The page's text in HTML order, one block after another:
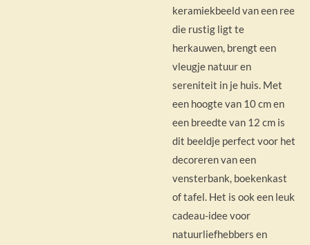
keramiekbeeld van een ree
die rustig ligt te
herkauwen, brengt een
vleugje natuur en
sereniteit in je huis. Met
een hoogte van 10 cm en
een breedte van 12 cm is
dit beeldje perfect voor het
decoreren van een
vensterbank, boekenkast
of tafel. Het is ook een leuk
cadeau-idee voor
natuurliefhebbers en